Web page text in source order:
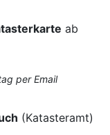
ab
per Email
(Katasteramt)